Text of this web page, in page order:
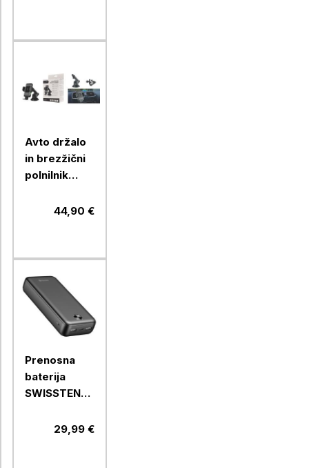
Avto držalo
in brezžični
polnilnik
15W - 2 v 1,
44,90 €
Prenosna
baterija
SWISSTEN
20000 MAH,
29,99 €